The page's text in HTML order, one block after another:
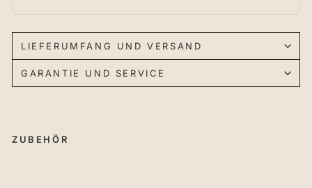
LIEFERUMFANG UND VERSAND
GARANTIE UND SERVICE
ZUBEHÖR